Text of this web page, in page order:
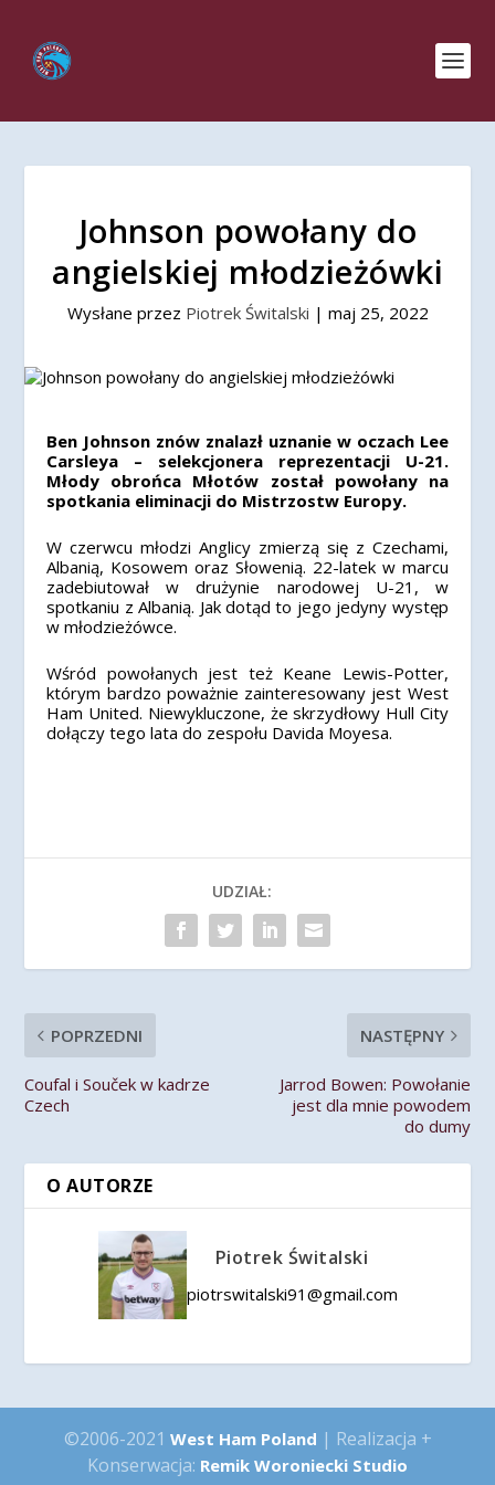
Johnson powołany do
angielskiej młodzieżówki
Wysłane przez Piotrek Świtalski | maj 25, 2022
Ben Johnson znów znalazł uznanie w oczach Lee
Carsleya – selekcjonera reprezentacji U-21.
Młody obrońca Młotów został powołany na
spotkania eliminacji do Mistrzostw Europy.
W czerwcu młodzi Anglicy zmierzą się z Czechami,
Albanią, Kosowem oraz Słowenią. 22-latek w marcu
zadebiutował w drużynie narodowej U-21, w
spotkaniu z Albanią. Jak dotąd to jego jedyny występ
w młodzieżówce.
Wśród powołanych jest też Keane Lewis-Potter,
którym bardzo poważnie zainteresowany jest West
Ham United. Niewykluczone, że skrzydłowy Hull City
dołączy tego lata do zespołu Davida Moyesa.
UDZIAŁ:
POPRZEDNI
Coufal i Souček w kadrze
Czech
NASTĘPNY
Jarrod Bowen: Powołanie
jest dla mnie powodem
do dumy
O AUTORZE
Piotrek Świtalski
piotrswitalski91@gmail.com
©2006-2021 West Ham Poland | Realizacja +
Konserwacja: Remik Woroniecki Studio